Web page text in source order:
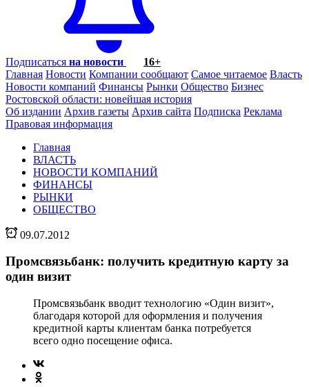
Подписаться на новости
16+
Главная Новости Компании сообщают Самое читаемое Власть
Новости компаний Финансы Рынки Общество Бизнес
Ростовской области: новейшая история
Об издании Архив газеты Архив сайта Подписка Реклама
Правовая информация
Главная
ВЛАСТЬ
НОВОСТИ КОМПАНИЙ
ФИНАНСЫ
РЫНКИ
ОБЩЕСТВО
09.07.2012
Промсвязьбанк: получить кредитную карту за
один визит
Промсвязьбанк вводит технологию «Один визит»,
благодаря которой для оформления и получения
кредитной карты клиентам банка потребуется
всего одно посещение офиса.